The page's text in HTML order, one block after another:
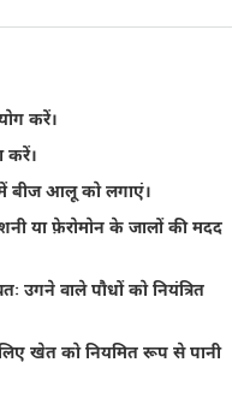
करें।
करें।
में बीज आलू को लगाएं।
या फ़ेरोमोन के जालों की मदद
वाले पौधों को नियंत्रित
खेत को नियमित रूप से पानी